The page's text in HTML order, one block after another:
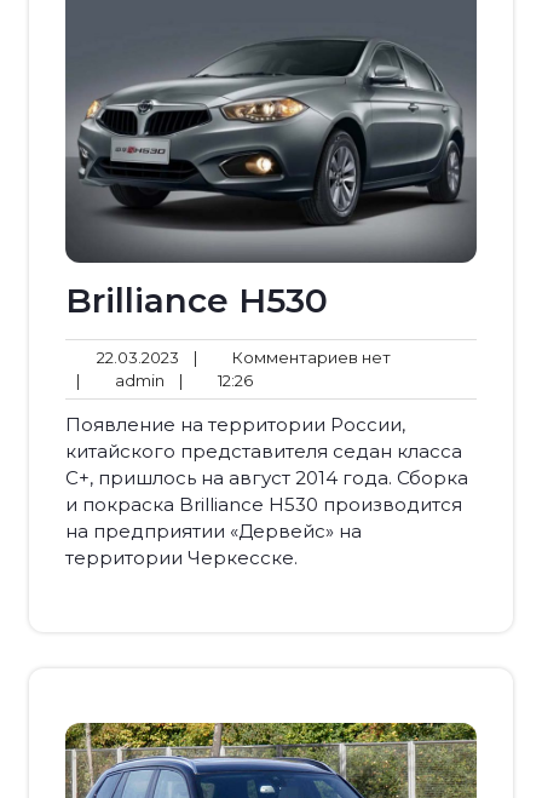
Brilliance Н530
22.03.2023 22.03.2023
| Комментариев нетКомментариев
| admin admin
| 12:2612:26
Появление на территории России,
китайского представителя седан класса
С+, пришлось на август 2014 года. Сборка
и покраска Brilliance Н530 производится
на предприятии «Дервейс» на
территории Черкесске.